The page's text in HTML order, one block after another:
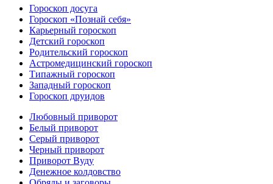
Гороскоп досуга
Гороскоп «Познай себя»
Карьерный гороскоп
Детский гороскоп
Родительский гороскоп
Астромедицинский гороскоп
Типажный гороскоп
Западный гороскоп
Гороскоп друидов
Любовный приворот
Белый приворот
Серый приворот
Черный приворот
Приворот Вуду
Денежное колдовство